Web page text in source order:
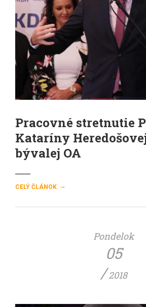
Pracovné stretnutie
Kataríny
bývalej OA
CELÝ ČLÁNOK →
Pondelok
05
/2018